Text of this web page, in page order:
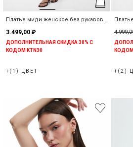
Платье миди женское без рукавов с
3.499,00 ₽
ДОПОЛНИТЕЛЬНАЯ СКИДКА 30% С
КОДОМ KTN30
+(1) ЦВЕТ
КОДОМ
+(2)